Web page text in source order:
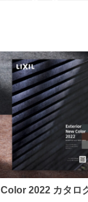
2022 カタロ